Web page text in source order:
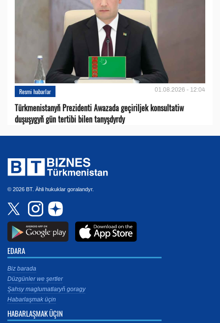
Resmi habarlar 01.08.2026 - 12:04
Türkmenistanyň Prezidenti Awazada geçiriljek konsultatiw
duşuşygyň gün tertibi bilen tanyşdyrdy
© 2026 BT. Ähli hukuklar goralandyr.
EDARA
Biz barada
Düzgünler we şertler
Şahsy maglumatlaryň goragy
Habarlaşmak üçin
HABARLAŞMAK ÜÇIN